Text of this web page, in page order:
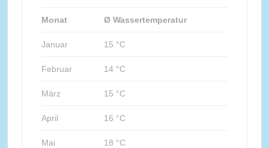
Monat Ø Wassertemperatur
Januar 15 °C
Februar 14 °C
März 15 °C
April 16 °C
Mai 18 °C